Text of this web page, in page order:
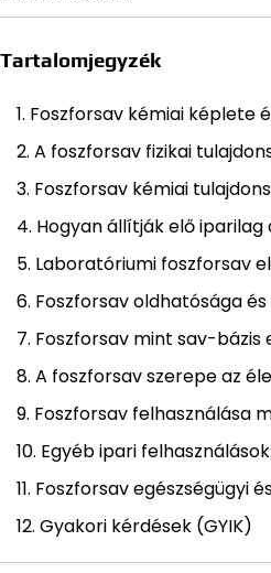
Tartalomjegyzék
Foszforsav kémiai képlete
A foszforsav fizikai
Foszforsav kémiai
Hogyan állítják elő
Laboratóriumi foszforsav
Foszforsav oldhatósága
Foszforsav mint sav-bázis
A foszforsav szerepe az
Foszforsav felhasználása
Egyéb ipari
Foszforsav egészségügyi
Gyakori kérdések (GYIK)